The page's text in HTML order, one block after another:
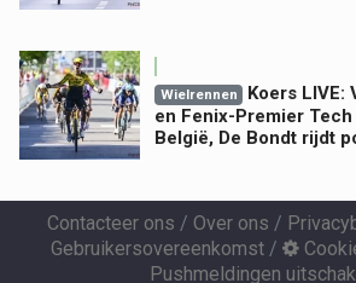
Wielrennen
Koers LIVE:
en Fenix-Premier
België, De Bondt rijdt
Contacteer ons / Over ons /
Gebruikersovereenkomst/
Pushmeldingen